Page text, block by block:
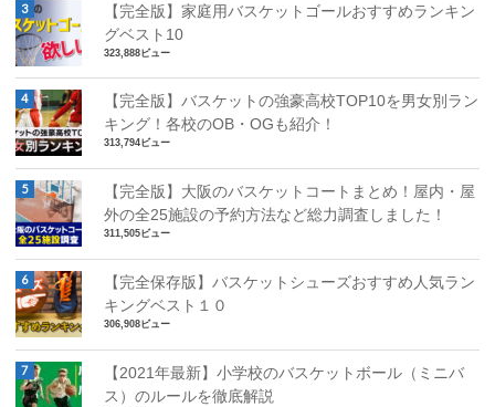
【完全版】家庭用バスケットゴールおすすめランキン
グベスト10
323,888ビュー
【完全版】バスケットの強豪高校TOP10を男女別ラン
キング！各校のOB・OGも紹介！
313,794ビュー
【完全版】大阪のバスケットコートまとめ！屋内・屋
外の全25施設の予約方法など総力調査しました！
311,505ビュー
【完全保存版】バスケットシューズおすすめ人気ラン
キングベスト１０
306,908ビュー
【2021年最新】小学校のバスケットボール（ミニバ
ス）のルールを徹底解説